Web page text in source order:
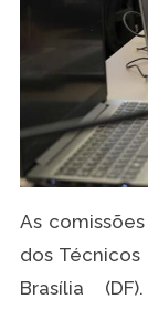
As
dos Técnicos
Brasília